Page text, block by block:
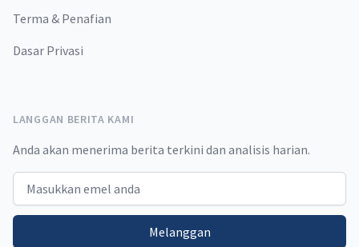
Terma & Penafian
Dasar Privasi
LANGGAN BERITA KAMI
Anda akan menerima berita terkini dan analisis harian.
Email address
Melanggan